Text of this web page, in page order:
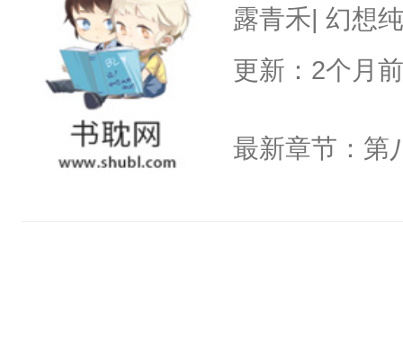
露青禾| 幻想
更新：2个月前
最新章节：第